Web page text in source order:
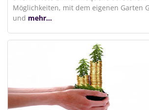
Möglichkeiten, mit dem eigenen Garten
und mehr...